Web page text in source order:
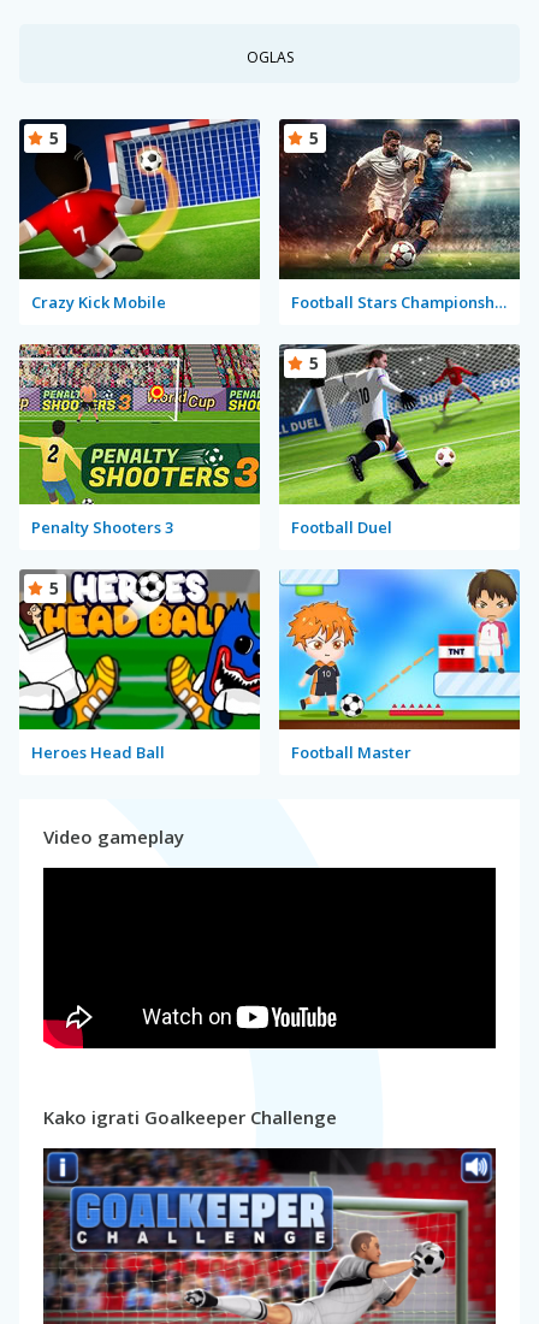
OGLAS
Crazy Kick Mobile
5
Football Stars Championship
5
Penalty Shooters 3 Football Duel
5
Heroes Head Ball
5
Football Master
Video gameplay
Kako igrati Goalkeeper Challenge